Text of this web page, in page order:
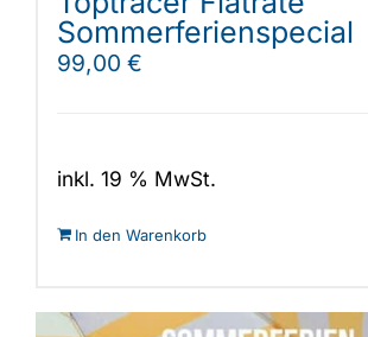
Sommerferienspecial
99,00 €
inkl. 19 % MwSt.
In den Warenkorb